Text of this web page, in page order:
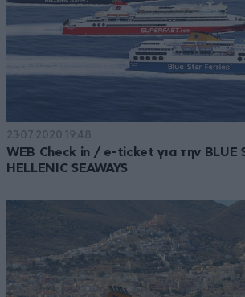
23·07·2020 19:48
WEB Check in / e-ticket για την BLUE
HELLENIC SEAWAYS